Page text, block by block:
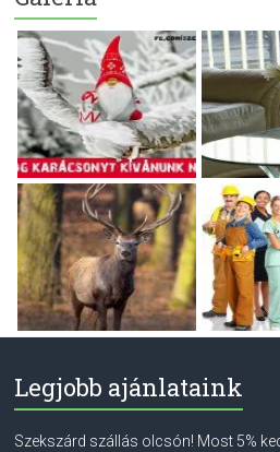
Legjobb ajánlataink
Szekszárd szállás olcsón! Most 5%